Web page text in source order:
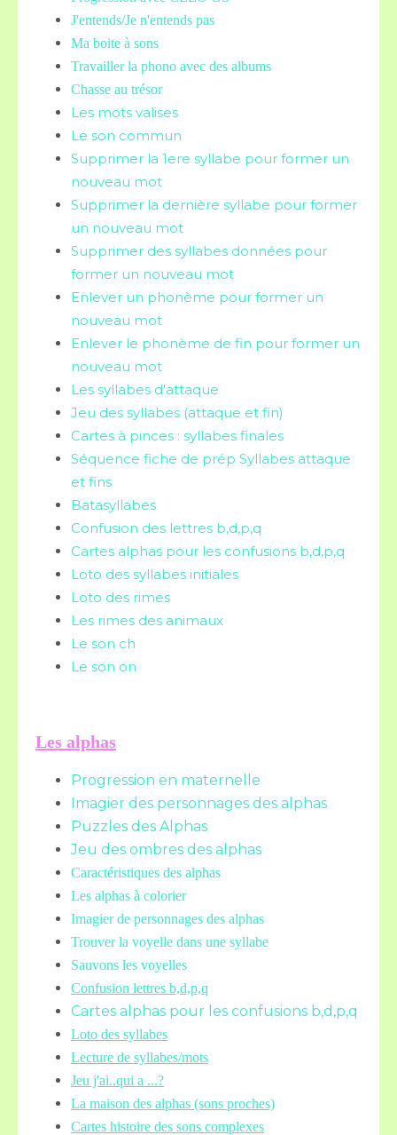
J'entends/Je n'entends pas
Ma boite à sons
Travailler la phono avec des albums
Chasse au trésor
Les mots valises
Le son commun
Supprimer la 1ere syllabe pour former un
nouveau mot
Supprimer la dernière syllabe pour former
un nouveau mot
Supprimer des syllabes données pour
former un nouveau mot
Enlever un phonème pour former un
nouveau mot
Enlever le phonème de fin pour former un
nouveau mot
Les syllabes d'attaque
Jeu des syllabes (attaque et fin)
Cartes à pinces : syllabes finales
Séquence fiche de prép Syllabes attaque
et fins
Batasyllabes
Confusion des lettres b,d,p,q
Cartes alphas pour les confusions b,d,p,q
Loto des syllabes initiales
Loto des rimes
Les rimes des animaux
Le son ch
Le son on
Les alphas
Progression en maternelle
Imagier des personnages des alphas
Puzzles des Alphas
Jeu des ombres des alphas
Caractéristiques des alphas
Les alphas à colorier
Imagier de personnages des alphas
Trouver la voyelle dans une syllabe
Sauvons les voyelles
Confusion lettres b,d,p,q
Cartes alphas pour les confusions b,d,p,q
Loto des syllabes
Lecture de syllabes/mots
Jeu j'ai..qui a ...?
La maison des alphas (sons proches)
Cartes histoire des sons complexes